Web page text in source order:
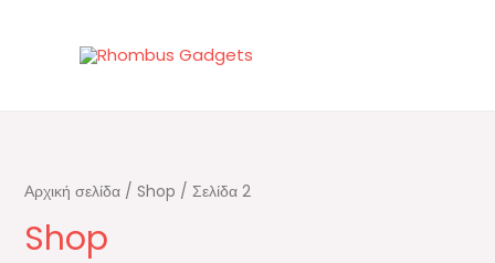
Αρχική σελίδα / Shop / Σελίδα 2
Shop